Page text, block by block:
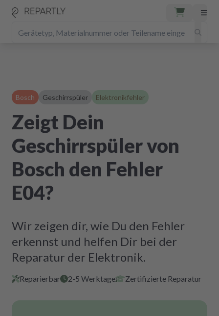
Bosch Geschirrspüler Elektronikfehler
Zeigt Dein
Geschirrspüler von
Bosch den Fehler
E04?
Wir zeigen dir, wie Du den Fehler
erkennst und helfen Dir bei der
Reparatur der Elektronik.
Reparierbar 2-5 Werktage Zertifizierte Reparatur